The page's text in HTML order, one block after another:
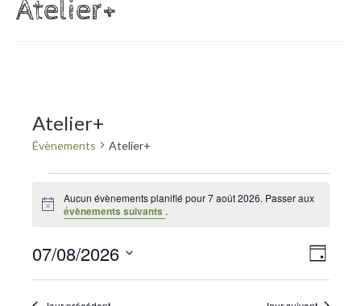
Le concept
La domiciliation commerciale
La Communauté
Les Événements
Le Blog
Rejoignez-nous !
Atelier+
Atelier+
Évènements Atelier+
Évènements
7
août
Notice
Aucun évènements planifié pour 7 août 2026. Passer aux
évènements suivants .
par
de
Jour
07/08/2026
Sélectionnez